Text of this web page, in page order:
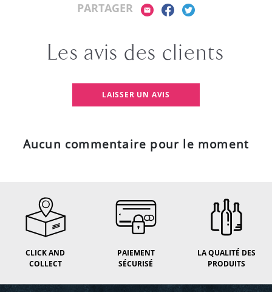
PARTAGER
Les avis des clients
LAISSER UN AVIS
Aucun commentaire pour le moment
CLICK AND
COLLECT
PAIEMENT
SÉCURISÉ
LA QUALITÉ DES
PRODUITS